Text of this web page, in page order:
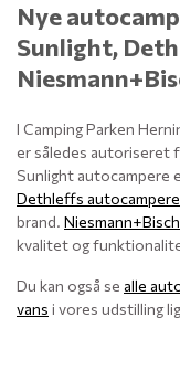
Nye
Sunlight,
I Camping Parken
er således autoriseret
Sunlight autocampere
Dethleffs autocampere
brand.
kvalitet og
Du kan også se alle
vans i vores udstilling